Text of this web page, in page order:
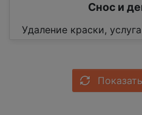
Снос и
Удаление краски, услуга